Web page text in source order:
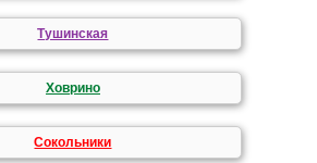
Тушинская
Ховрино
Сокольники